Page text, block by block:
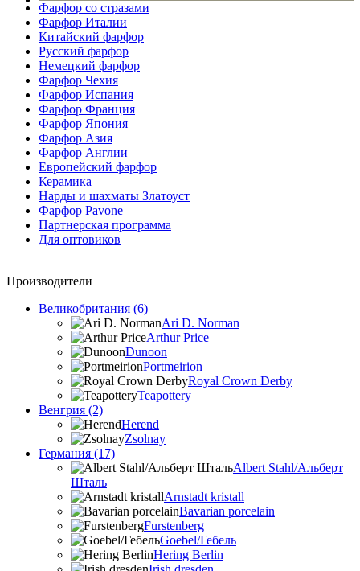
Фарфор со стразами
Фарфор Италии
Китайский фарфор
Русский фарфор
Немецкий фарфор
Фарфор Чехия
Фарфор Испания
Фарфор Франция
Фарфор Япония
Фарфор Азия
Фарфор Англии
Европейский фарфор
Керамика
Нарды и шахматы Златоуст
Фарфор Pavone
Партнерская программа
Для оптовиков
Производители
Великобритания (6)
Ari D. Norman
Arthur Price
Dunoon
Portmeirion
Royal Crown Derby
Teapottery
Венгрия (2)
Herend
Zsolnay
Германия (17)
Albert Stahl/Альбеpт
Шталь
Arnstadt kristall
Bavarian porcelain
Furstenberg
Goebel/Гебель
Hering Berlin